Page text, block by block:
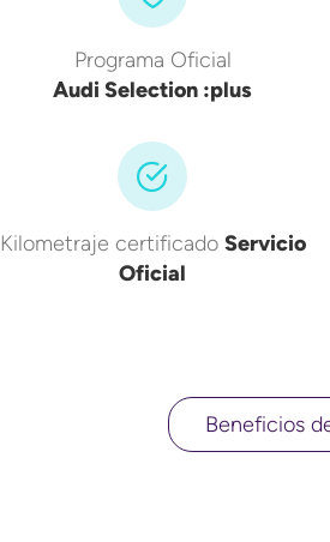
Programa Oficial
Audi Selection :plus
Kilometraje certificado Servicio
Oficial
Beneficios